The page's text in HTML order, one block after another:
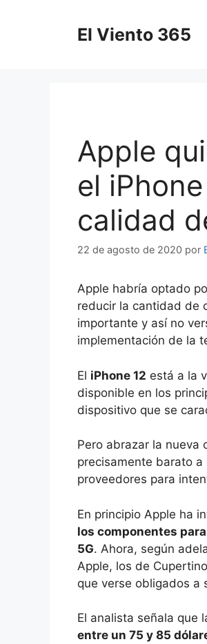
El Viento 365
Apple
el
calidad
22 de agosto de 2020 por
Apple habría optado
reducir la cantidad de
importante y así no
implementación de la
El iPhone 12 está a la
disponible en los
dispositivo que se
Pero abrazar la nueva
precisamente barato
proveedores para
En principio Apple ha
los componentes
5G. Ahora, según
Apple, los de
que verse obligados a
El analista señala que
entre un 75 y 85